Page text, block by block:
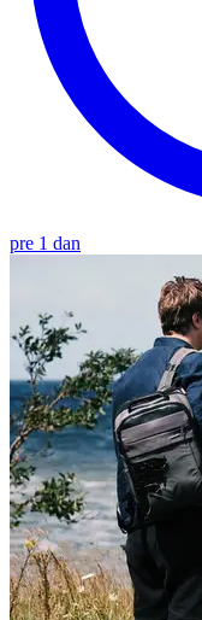
pre 1 dan